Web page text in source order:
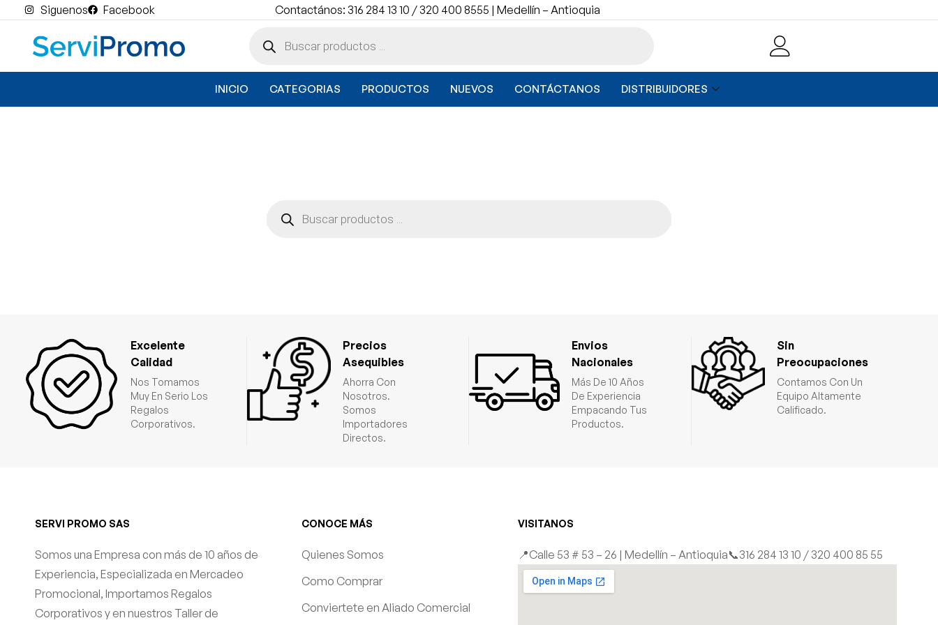
Siguenos Facebook Contactános: 316 284 13 10 / 320 400 8555 | Medellín – Antioquia
INICIO CATEGORIAS PRODUCTOS NUEVOS CONTÁCTANOS DISTRIBUIDORES
Excelente
Calidad
Nos Tomamos
Muy En Serio Los
Regalos
Corporativos.
Precios
Asequibles
Ahorra Con
Nosotros.
Somos
Importadores
Directos.
Envios
Nacionales
Más De 10 Años
De Experiencia
Empacando Tus
Productos.
Sin
Preocupaciones
Contamos Con Un
Equipo Altamente
Calificado.
SERVI PROMO SAS
Somos una Empresa con más de 10 años de
Experiencia, Especializada en Mercadeo
Promocional, Importamos Regalos
Corporativos y en nuestros Taller de
CONOCE MÁS
Quienes Somos
Como Comprar
Conviertete en Aliado Comercial
VISITANOS
📍Calle 53 # 53 – 26 | Medellín – Antioquia📞316 284 13 10 / 320 400 85 55